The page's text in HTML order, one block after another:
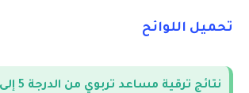
تحميل اللوائح
نتائج ترقية مساعد تربوي من الدرجة 5 إلى الدرجة 4